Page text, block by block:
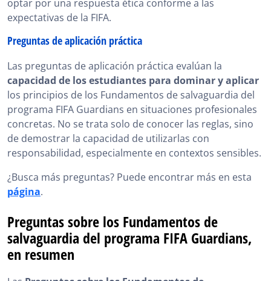
optar por una respuesta ética conforme a las
expectativas de la FIFA.
Preguntas de aplicación práctica
Las preguntas de aplicación práctica evalúan la
capacidad de los estudiantes para dominar y aplicar
los principios de los Fundamentos de salvaguardia del
programa FIFA Guardians en situaciones profesionales
concretas. No se trata solo de conocer las reglas, sino
de demostrar la capacidad de utilizarlas con
responsabilidad, especialmente en contextos sensibles.
¿Busca más preguntas? Puede encontrar más en esta
página.
Preguntas sobre los Fundamentos de
salvaguardia del programa FIFA Guardians,
en resumen